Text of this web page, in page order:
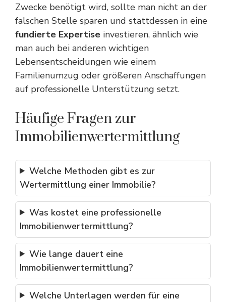
Zwecke benötigt wird, sollte man nicht an der
falschen Stelle sparen und stattdessen in eine
fundierte Expertise investieren, ähnlich wie
man auch bei anderen wichtigen
Lebensentscheidungen wie einem
Familienumzug oder größeren Anschaffungen
auf professionelle Unterstützung setzt.
Häufige Fragen zur
Immobilienwertermittlung
Welche Methoden gibt es zur
Wertermittlung einer Immobilie?
Was kostet eine professionelle
Immobilienwertermittlung?
Wie lange dauert eine
Immobilienwertermittlung?
Welche Unterlagen werden für eine